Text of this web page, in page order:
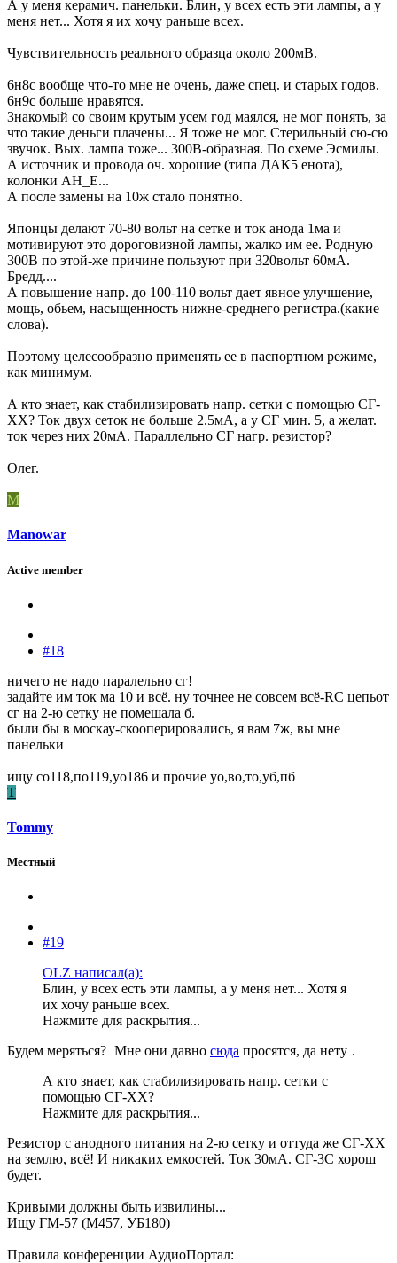
А у меня керамич. панельки. Блин, у всех есть эти лампы, а у
меня нет... Хотя я их хочу раньше всех.
Чувствительность реального образца около 200мВ.
6н8с вообще что-то мне не очень, даже спец. и старых годов.
6н9с больше нравятся.
Знакомый со своим крутым усем год маялся, не мог понять, за
что такие деньги плачены... Я тоже не мог. Стерильный сю-сю
звучок. Вых. лампа тоже... 300В-образная. По схеме Эсмилы.
А источник и провода оч. хорошие (типа ДАК5 енота),
колонки АН_Е...
А после замены на 10ж стало понятно.
Японцы делают 70-80 вольт на сетке и ток анода 1ма и
мотивируют это дороговизной лампы, жалко им ее. Родную
300В по этой-же причине пользуют при 320вольт 60мА.
Бредд....
А повышение напр. до 100-110 вольт дает явное улучшение,
мощь, обьем, насыщенность нижне-среднего регистра.(какие
слова).
Поэтому целесообразно применять ее в паспортном режиме,
как минимум.
А кто знает, как стабилизировать напр. сетки с помощью СГ-
ХХ? Ток двух сеток не больше 2.5мА, а у СГ мин. 5, а желат.
ток через них 20мА. Параллельно СГ нагр. резистор?
Олег.
M
Manowar
Active member
#18
ничего не надо паралельно сг!
задайте им ток ма 10 и всё. ну точнее не совсем всё-RC цепьот
сг на 2-ю сетку не помешала б.
были бы в москау-скооперировались, я вам 7ж, вы мне
панельки
ищу со118,по119,уо186 и прочие уо,во,то,уб,пб
T
Tommy
Местный
#19
OLZ написал(а):
Блин, у всех есть эти лампы, а у меня нет... Хотя я
их хочу раньше всех.
Нажмите для раскрытия...
Будем меряться? Мне они давно сюда просятся, да нету .
А кто знает, как стабилизировать напр. сетки с
помощью СГ-ХХ?
Нажмите для раскрытия...
Резистор с анодного питания на 2-ю сетку и оттуда же СГ-ХХ
на землю, всё! И никаких емкостей. Ток 30мА. СГ-3С хорош
будет.
Кривыми должны быть извилины...
Ищу ГМ-57 (М457, УБ180)
Правила конференции АудиоПортал: